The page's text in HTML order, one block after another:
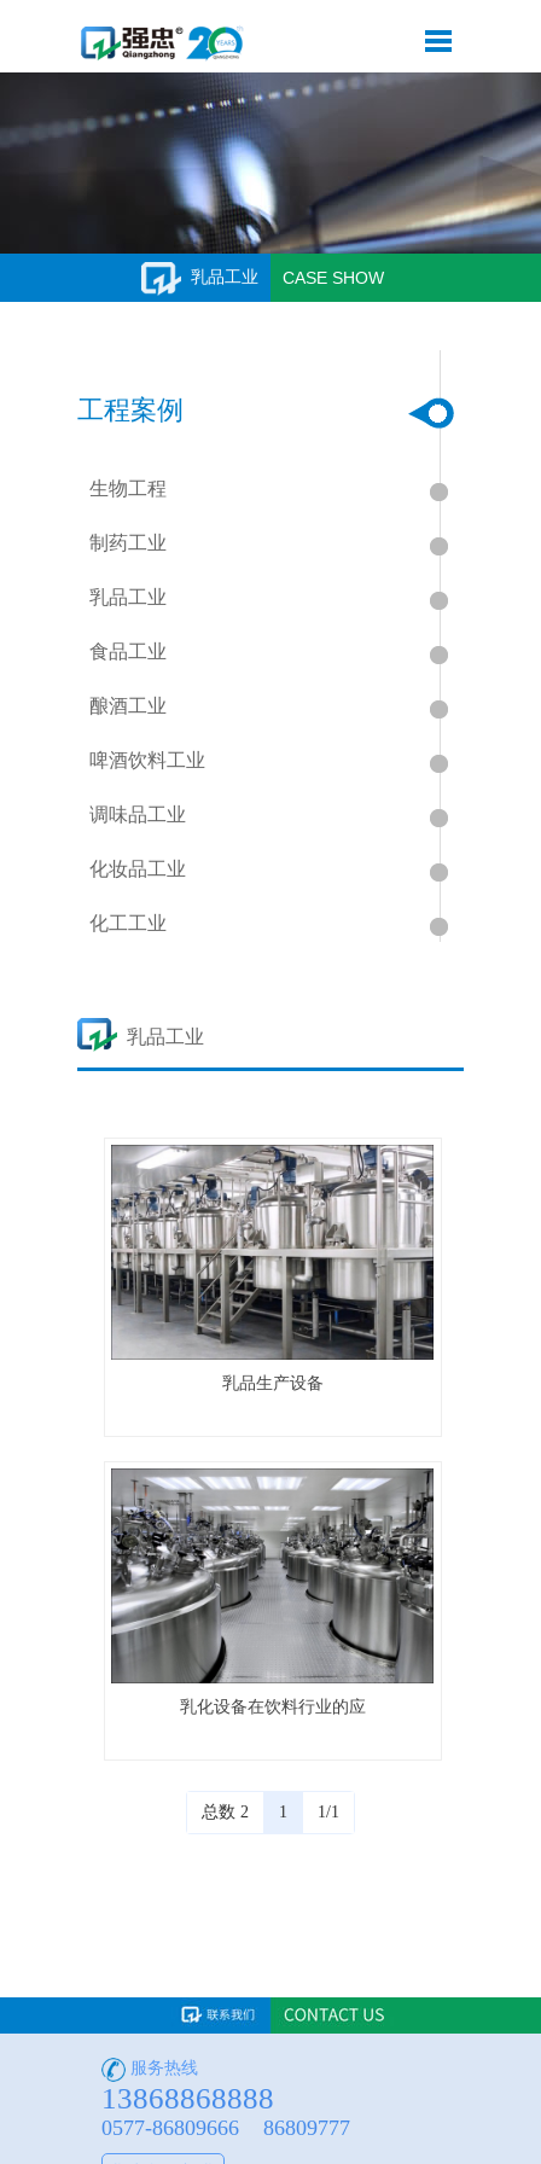
乳品工业 CASE SHOW
工程案例
生物工程
制药工业
乳品工业
食品工业
酿酒工业
啤酒饮料工业
调味品工业
化妆品工业
化工工业
乳品工业
乳品生产设备
乳化设备在饮料行业的应
总数 2 1 1/1
服务热线
13868868888
0577-86809666 86809777